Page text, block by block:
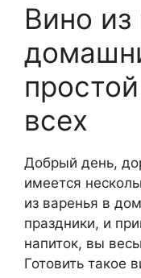
Вино из
всех
Добрый день,
имеется
из варенья в
праздники, и
напиток, вы
Готовить такое